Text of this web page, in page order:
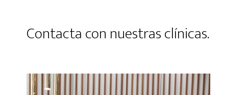
Contacta con nuestras clínicas.